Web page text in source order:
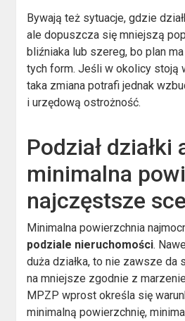
Bywają też sytuacje, gdzie
ale dopuszcza się mniejszą
bliźniaka lub szereg, bo plan
tych form. Jeśli w okolicy stoją
taka zmiana potrafi jednak
i urzędową ostrożność.
Podział działki
minimalna
najczęstsze
Minimalna powierzchnia
podziale nieruchomości.
duża działka, to nie zawsze da
na mniejsze zgodnie z
MPZP wprost określa się
minimalną powierzchnię,